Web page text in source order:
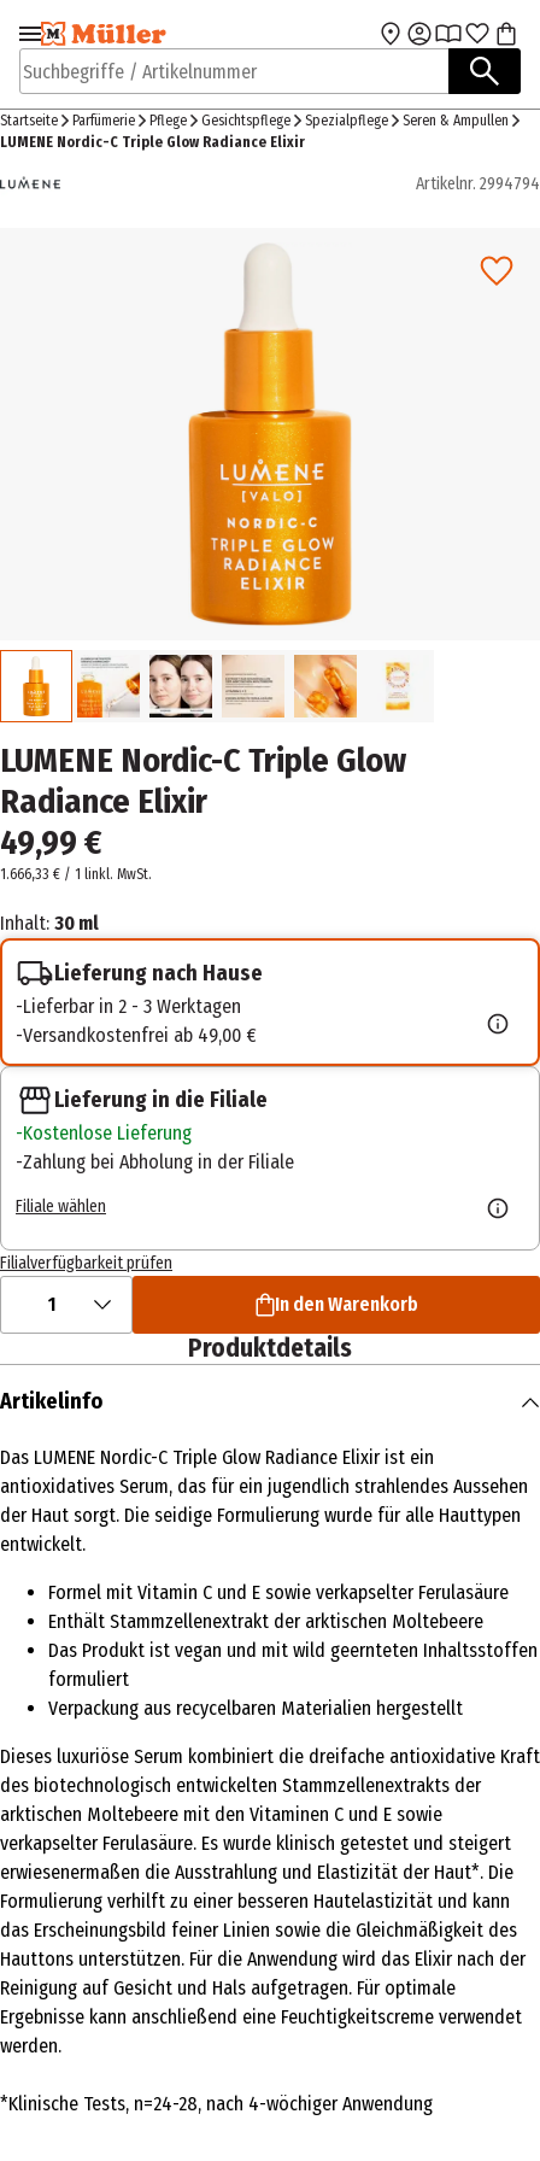
Zur Navigation
springen
Zum Hauptinhalt
Suchbegriffe / Artikelnummer
Startseite Parfümerie Pflege Gesichtspflege Spezialpflege
Seren & Ampullen
LUMENE Nordic-C Triple Glow Radiance Elixir
Artikelnr. 2994794
LUMENE Nordic-C Triple Glow
Radiance Elixir
49,99 €
1.666,33 € / 1 linkl. MwSt.
Inhalt: 30 ml
Lieferung nach Hause
Lieferbar in 2 - 3 Werktagen
Versandkostenfrei ab 49,00 €
Lieferung in die Filiale
Kostenlose Lieferung
Zahlung bei Abholung in der Filiale
Filiale wählen
Filialverfügbarkeit prüfen
1 In den Warenkorb
Produktdetails
Artikelinfo
Das LUMENE Nordic-C Triple Glow Radiance Elixir ist ein
antioxidatives Serum, das für ein jugendlich strahlendes Aussehen
der Haut sorgt. Die seidige Formulierung wurde für alle Hauttypen
entwickelt.
Formel mit Vitamin C und E sowie verkapselter Ferulasäure
Enthält Stammzellenextrakt der arktischen Moltebeere
Das Produkt ist vegan und mit wild geernteten Inhaltsstoffen
formuliert
Verpackung aus recycelbaren Materialien hergestellt
Dieses luxuriöse Serum kombiniert die dreifache antioxidative Kraft
des biotechnologisch entwickelten Stammzellenextrakts der
arktischen Moltebeere mit den Vitaminen C und E sowie
verkapselter Ferulasäure. Es wurde klinisch getestet und steigert
erwiesenermaßen die Ausstrahlung und Elastizität der Haut*. Die
Formulierung verhilft zu einer besseren Hautelastizität und kann
das Erscheinungsbild feiner Linien sowie die Gleichmäßigkeit des
Hauttons unterstützen. Für die Anwendung wird das Elixir nach der
Reinigung auf Gesicht und Hals aufgetragen. Für optimale
Ergebnisse kann anschließend eine Feuchtigkeitscreme verwendet
werden.
*Klinische Tests, n=24-28, nach 4-wöchiger Anwendung